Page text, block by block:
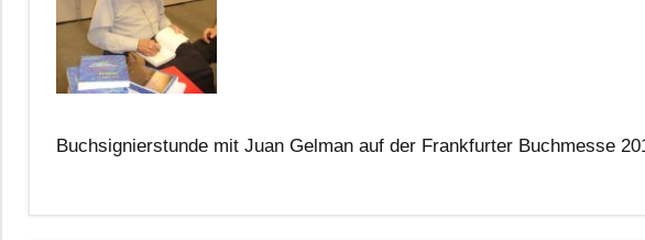
Buchsignierstunde mit Juan Gelman auf der Frankfurter Buchmesse